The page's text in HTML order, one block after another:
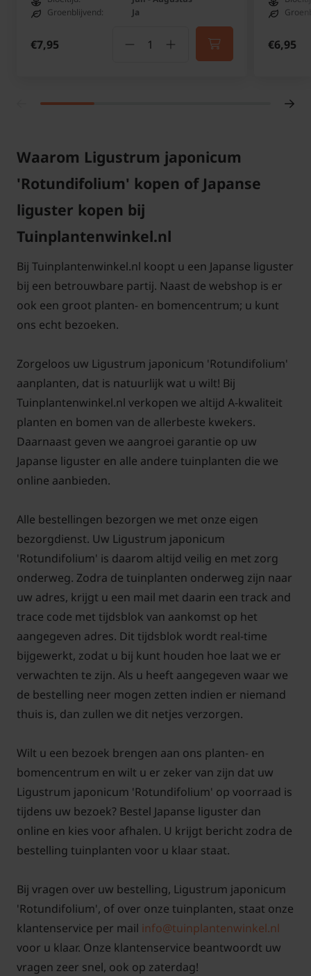
Groenblijvend:
Ja
€7,95 €6,95
Waarom Ligustrum japonicum
'Rotundifolium' kopen of Japanse
liguster kopen bij
Tuinplantenwinkel.nl
Bij Tuinplantenwinkel.nl koopt u een Japanse liguster
bij een betrouwbare partij. Naast de webshop is er
ook een groot planten- en bomencentrum; u kunt
ons echt bezoeken.
Zorgeloos uw Ligustrum japonicum 'Rotundifolium'
aanplanten, dat is natuurlijk wat u wilt! Bij
Tuinplantenwinkel.nl verkopen we altijd A-kwaliteit
planten en bomen van de allerbeste kwekers.
Daarnaast geven we aangroei garantie op uw
Japanse liguster en alle andere tuinplanten die we
online aanbieden.
Alle bestellingen bezorgen we met onze eigen
bezorgdienst. Uw Ligustrum japonicum
'Rotundifolium' is daarom altijd veilig en met zorg
onderweg. Zodra de tuinplanten onderweg zijn naar
uw adres, krijgt u een mail met daarin een track and
trace code met tijdsblok van aankomst op het
aangegeven adres. Dit tijdsblok wordt real-time
bijgewerkt, zodat u bij kunt houden hoe laat we er
verwachten te zijn. Als u heeft aangegeven waar we
de bestelling neer mogen zetten indien er niemand
thuis is, dan zullen we dit netjes verzorgen.
Wilt u een bezoek brengen aan ons planten- en
bomencentrum en wilt u er zeker van zijn dat uw
Ligustrum japonicum 'Rotundifolium' op voorraad is
tijdens uw bezoek? Bestel Japanse liguster dan
online en kies voor afhalen. U krijgt bericht zodra de
bestelling tuinplanten voor u klaar staat.
Bij vragen over uw bestelling, Ligustrum japonicum
'Rotundifolium', of over onze tuinplanten, staat onze
klantenservice per mail info@tuinplantenwinkel.nl
voor u klaar. Onze klantenservice beantwoordt uw
vragen zeer snel, ook op zaterdag!